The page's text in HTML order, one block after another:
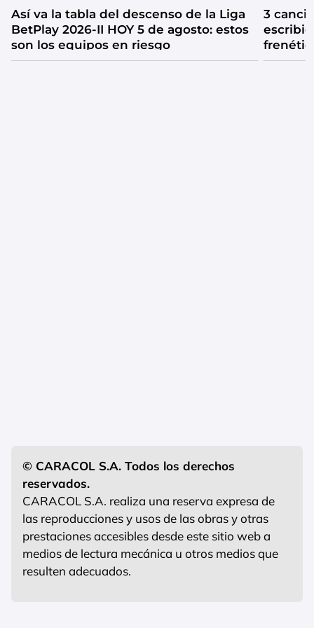
Así va la tabla del descenso de la Liga
BetPlay 2026-II HOY 5 de agosto: estos
son los equipos en riesgo
3
© CARACOL S.A. Todos los derechos
reservados.
CARACOL S.A. realiza una reserva expresa de
las reproducciones y usos de las obras y otras
prestaciones accesibles desde este sitio web a
medios de lectura mecánica u otros medios que
resulten adecuados.